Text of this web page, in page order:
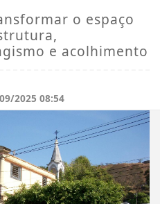
o espaço
e acolhimento
2025 08:54